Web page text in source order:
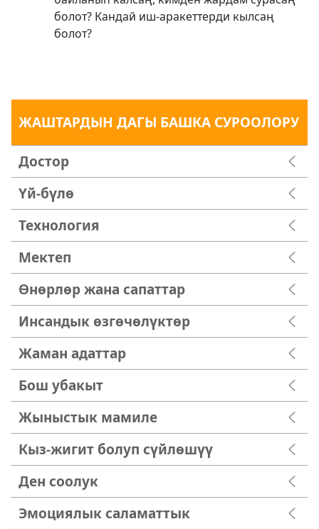
болот? Кандай иш-аракеттерди кылсаң
болот?
ЖАШТАРДЫН ДАГЫ БАШКА СУРООЛОРУ
Достор
Үй-бүлө
Технология
Мектеп
Өнөрлөр жана сапаттар
Инсандык өзгөчөлүктөр
Жаман адаттар
Бош убакыт
Жыныстык мамиле
Кыз-жигит болуп сүйлөшүү
Ден соолук
Эмоциялык саламаттык